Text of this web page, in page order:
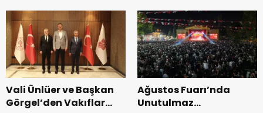
dönemin ön kayıtları
başladı.
Vali Ünlüer ve Başkan
Görgel’den Vakıflar
Ağustos Fuarı’nda
Unutulmaz